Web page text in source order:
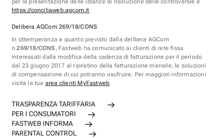
per la presentazione delle istanze di risoluzione delle controversie è
https://conciliaweb.agcom.it
Delibera AGCom 269/18/CONS
In ottemperanza a quanto previsto dalla delibera AGCom
n.269/18/CONS , Fastweb ha comunicato ai clienti di rete fissa
interessati dalla modifica della cadenza di fatturazione per il periodo
dal 23 giugno 2017 al ripristino della fatturazione mensile, le soluzioni
di compensazione di cui potranno usufruire. Per maggiori informazioni
visita la tua area clienti MyFastweb
TRASPARENZA TARIFFARIA
PER I CONSUMATORI
FASTWEB INFORMA
PARENTAL CONTROL